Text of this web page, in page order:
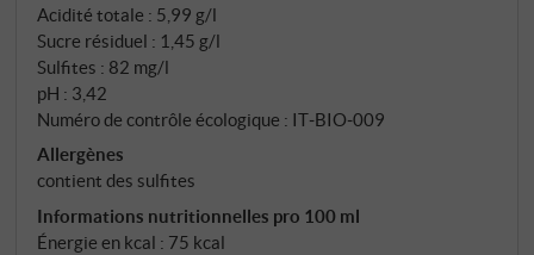
Acidité totale : 5,99 g/l
Sucre résiduel : 1,45 g/l
Sulfites : 82 mg/l
pH : 3,42
Numéro de contrôle écologique : IT‑BIO‑009
Allergènes
contient des sulfites
Informations nutritionnelles pro 100 ml
Énergie en kcal : 75 kcal